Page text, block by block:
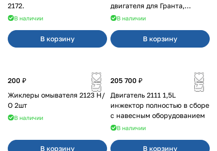
2172.
В наличии
В корзину
двигателя для Гранта,
Калина-2, Датсун нового
В наличии
В корзину
200 ₽
Жиклеры омывателя 2123 Н/
О 2шт
В наличии
В корзину
205 700 ₽
Двигатель 2111 1,5L
инжектор полностью в сборе
с навесным оборудованием
В наличии
В корзину